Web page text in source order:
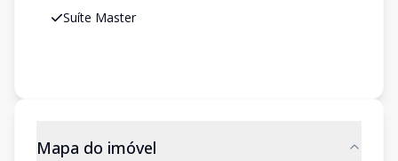
Suíte Master
Mapa do imóvel